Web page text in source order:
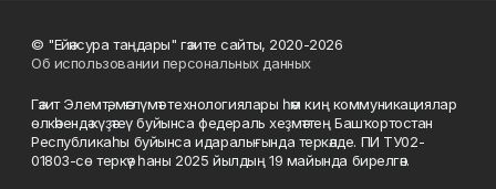
© "Ейәнсура таңдары" гәзите сайты, 2020-2026
Об использовании персональных данных
Гәзит Элемтә, мәғлүмәт технологиялары һәм киң коммуникациялар
өлкәһендә күҙәтеү буйынса федераль хеҙмәттең Башҡортостан
Республикаһы буйынса идаралығында теркәлде. ПИ ТУ02-
01803-сө теркәү һаны 2025 йылдың 19 майында бирелгән.